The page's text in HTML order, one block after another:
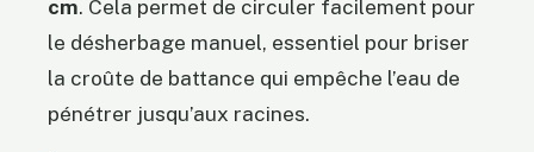
cm. Cela permet de circuler facilement pour
le désherbage manuel, essentiel pour briser
la croûte de battance qui empêche l’eau de
pénétrer jusqu’aux racines.